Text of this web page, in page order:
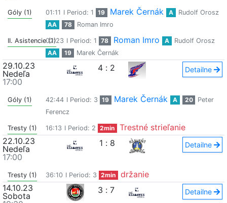
Góly (1) 01:11 I Period: 1 19 Marek Černák A
Rudolf Orosz
AA
78 Roman Imro
II. Asistencie (1)
02:23 I Period: 1 78 Roman Imro A
Rudolf Orosz
AA
19 Marek Černák
29.10.23
Nedeľa
17:00
4 : 2 Detailne
Góly (1) 42:44 I Period: 3 19 Marek Černák A 20
Peter
Ferencz
Tresty (1) 16:13 I Period: 2 2min
Trestné strieľanie
22.10.23
Nedeľa
17:00
1 : 8 Detailne
Tresty (1) 36:10 I Period: 3 2min
držanie
14.10.23
Sobota
3 : 7 Detailne